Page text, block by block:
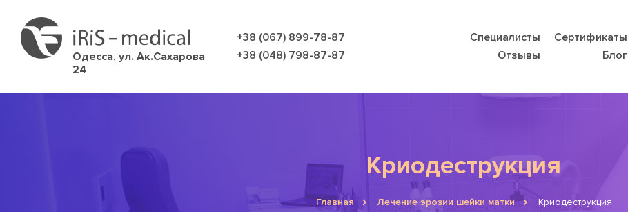
Одесса, ул. Ак.Сахарова
24
+38 (067) 899-78-87
+38 (048) 798-87-87
Специалисты Сертификаты
Отзывы
Блог
Криодеструкция
Главная Лечение эрозии шейки матки Криодеструкция